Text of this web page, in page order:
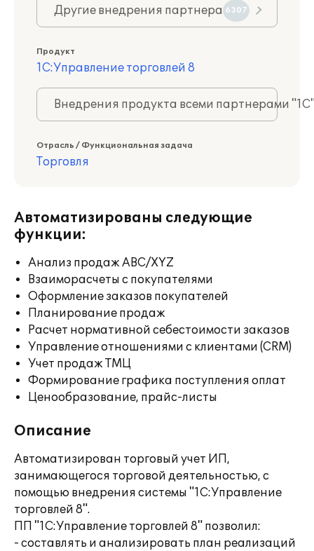
Другие внедрения партнера 6307
Продукт
1С:Управление торговлей 8
Внедрения продукта всеми партнерами
Отрасль / Функциональная задача
Торговля
Автоматизированы следующие
функции:
Анализ продаж ABC/XYZ
Взаиморасчеты с покупателями
Оформление заказов покупателей
Планирование продаж
Расчет нормативной себестоимости заказов
Управление отношениями с клиентами (CRM)
Учет продаж ТМЦ
Формирование графика поступления оплат
Ценообразование, прайс-листы
Описание
Автоматизирован торговый учет ИП,
занимающегося торговой деятельностью, с
помощью внедрения системы "1С:Управление
торговлей 8".
ПП "1С:Управление торговлей 8" позволил:
- составлять и анализировать план реализаций